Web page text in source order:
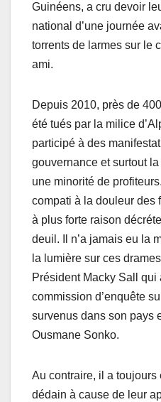
Guinéens, a cru devoir
national d’une journée
torrents de larmes sur le
ami.
Depuis 2010, près de
été tués par la milice
participé à des
gouvernance et surtout
une minorité de
compati à la douleur des
à plus forte raison
deuil. Il n’a jamais eu la
la lumière sur ces
Président Macky Sall qui
commission d’enquête
survenus dans son pays
Ousmane Sonko.
Au contraire, il a
dédain à cause de leur